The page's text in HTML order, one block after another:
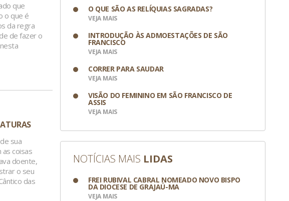
que
o que é
da regra
de fazer o
sua
coisas
doente,
o seu
das
O QUE SÃO AS RELÍQUIAS SAGRADAS?
VEJA MAIS
INTRODUÇÃO ÀS ADMOESTAÇÕES DE SÃO
FRANCISCO
VEJA MAIS
CORRER PARA SAUDAR
VEJA MAIS
VISÃO DO FEMININO EM SÃO FRANCISCO DE
ASSIS
VEJA MAIS
NOTÍCIAS MAIS LIDAS
FREI RUBIVAL CABRAL NOMEADO NOVO BISPO
DA DIOCESE DE GRAJAÚ-MA
VEJA MAIS